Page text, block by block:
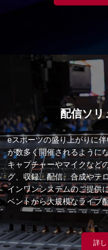
配信ソ
eスポーツの盛り上がりに
が数多く開催されるように
キャプチャーやマイクなど
グ、収録、配信、合成やテ
インワンシステムのご提供
ベントから大規模なライブ
詳